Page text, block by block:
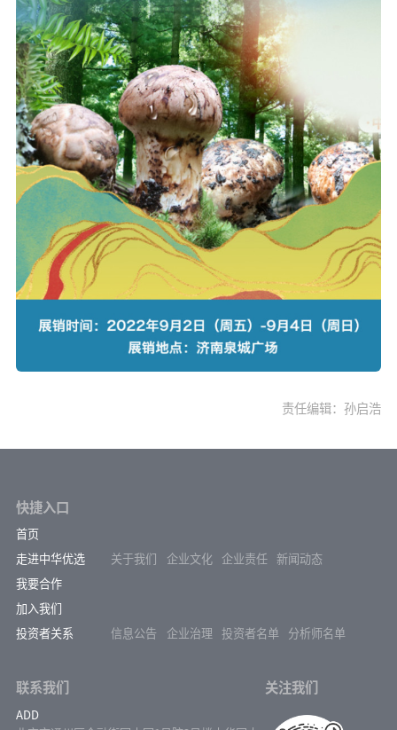
责任编辑：孙启浩
快捷入口
首页
走进中华优选
关于我们 企业文化 企业责任 新闻动态
我要合作
加入我们
投资者关系
信息公告 企业治理 投资者名单 分析师名单
联系我们
ADD
关注我们